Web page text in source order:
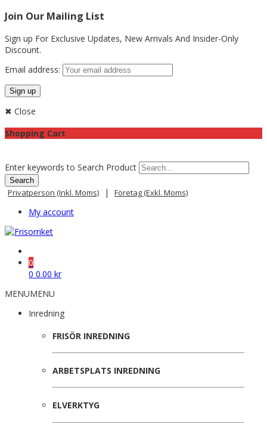
Join Our Mailing List
Sign up For Exclusive Updates, New Arrivals And Insider-Only
Discount.
Email address:
✖ Close
Shopping Cart
Enter keywords to Search Product
Privatperson (inkl. Moms) | Företag (exkl. Moms)
My account
0
0 0.00 kr
MENUMENU
Inredning
FRISÖR INREDNING
ARBETSPLATS INREDNING
ELVERKTYG